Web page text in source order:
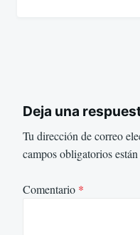
Deja una
Tu dirección de correo
campos obligatorios
Comentario *